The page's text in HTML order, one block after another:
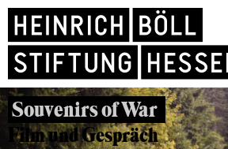
Souvenirs of War
Film und Gespräch